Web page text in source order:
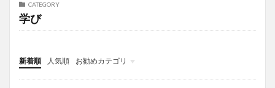
CATEGORY
学び
新着順 人気順
お勧めカテゴリ
投稿
学び
マンガ
電子書籍